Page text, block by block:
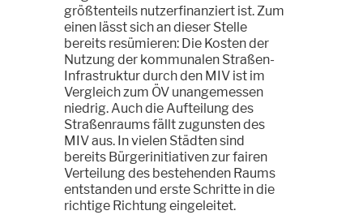
größtenteils nutzerfinanziert ist. Zum
einen lässt sich an dieser Stelle
bereits resümieren: Die Kosten der
Nutzung der kommunalen Straßen-
Infrastruktur durch den MIV ist im
Vergleich zum ÖV unangemessen
niedrig. Auch die Aufteilung des
Straßenraums fällt zugunsten des
MIV aus. In vielen Städten sind
bereits Bürgerinitiativen zur fairen
Verteilung des bestehenden Raums
entstanden und erste Schritte in die
richtige Richtung eingeleitet.